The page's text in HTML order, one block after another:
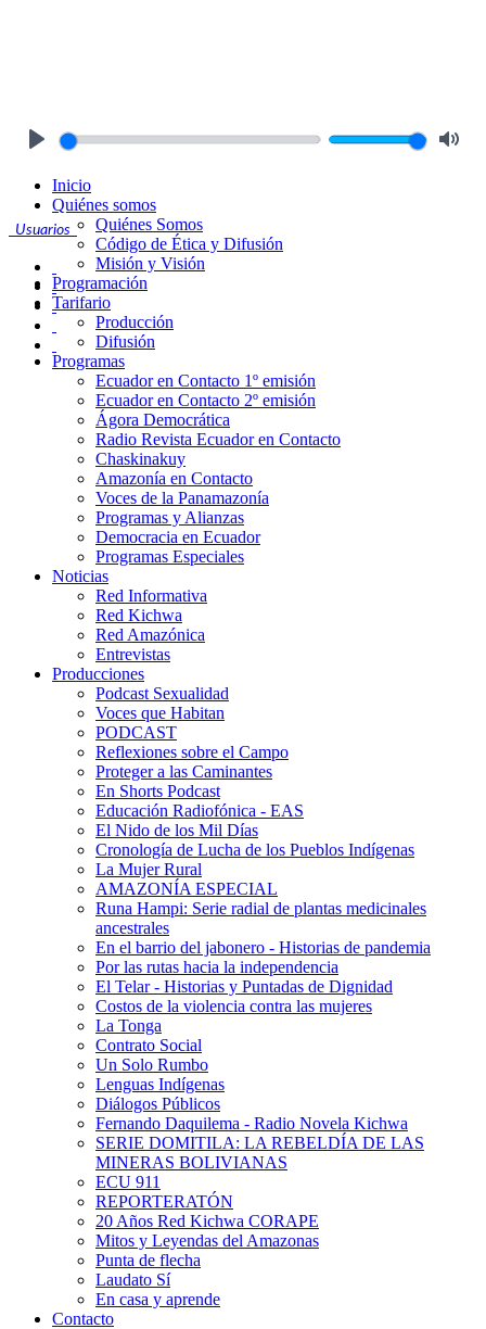
Usuarios
Inicio
Quiénes somos
Quiénes Somos
Código de Ética y Difusión
Misión y Visión
Programación
Tarifario
Producción
Difusión
Programas
Ecuador en Contacto 1º emisión
Ecuador en Contacto 2º emisión
Ágora Democrática
Radio Revista Ecuador en Contacto
Chaskinakuy
Amazonía en Contacto
Voces de la Panamazonía
Programas y Alianzas
Democracia en Ecuador
Programas Especiales
Noticias
Red Informativa
Red Kichwa
Red Amazónica
Entrevistas
Producciones
Podcast Sexualidad
Voces que Habitan
PODCAST
Reflexiones sobre el Campo
Proteger a las Caminantes
En Shorts Podcast
Educación Radiofónica - EAS
El Nido de los Mil Días
Cronología de Lucha de los Pueblos Indígenas
La Mujer Rural
AMAZONÍA ESPECIAL
Runa Hampi: Serie radial de plantas medicinales
ancestrales
En el barrio del jabonero - Historias de pandemia
Por las rutas hacia la independencia
El Telar - Historias y Puntadas de Dignidad
Costos de la violencia contra las mujeres
La Tonga
Contrato Social
Un Solo Rumbo
Lenguas Indígenas
Diálogos Públicos
Fernando Daquilema - Radio Novela Kichwa
SERIE DOMITILA: LA REBELDÍA DE LAS
MINERAS BOLIVIANAS
ECU 911
REPORTERATÓN
20 Años Red Kichwa CORAPE
Mitos y Leyendas del Amazonas
Punta de flecha
Laudato Sí
En casa y aprende
Contacto